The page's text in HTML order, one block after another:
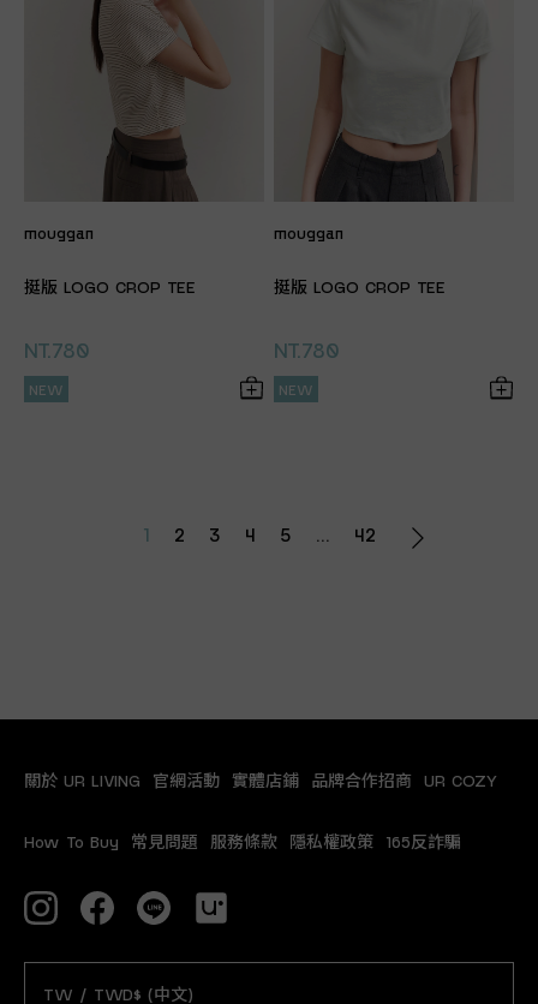
mouggan
挺版 LOGO CROP TEE
NT.780
NEW
mouggan
挺版 LOGO CROP TEE
NT.780
NEW
1 2 3 4 5 ... 42
關於 UR LIVING 官網活動 實體店鋪 品牌合作招商 UR COZY
How To Buy 常見問題 服務條款 隱私權政策 165反詐騙
TW / TWD$ (中文)